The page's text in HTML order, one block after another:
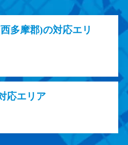
多摩郡)の対応エリ
応エリア